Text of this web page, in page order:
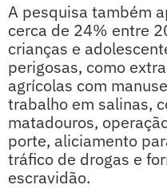
A pesquisa também
cerca de 24% entre
crianças e
perigosas, como
agrícolas com
trabalho em salinas,
matadouros,
porte, aliciamento
tráfico de drogas e
escravidão.